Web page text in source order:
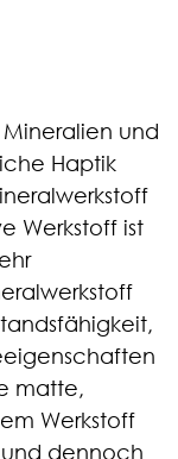
und
Haptik
Werkstoff ist
matte,
Werkstoff
dennoch